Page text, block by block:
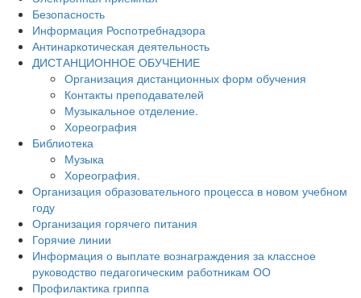
Безопасность
Информация Роспотребнадзора
Антинаркотическая деятельность
ДИСТАНЦИОННОЕ ОБУЧЕНИЕ
Организация дистанционных форм обучения
Контакты преподавателей
Музыкальное отделение.
Хореография
Библиотека
Музыка
Хореография.
Организация образовательного процесса в новом учебном
году
Организация горячего питания
Горячие линии
Информация о выплате вознаграждения за классное
руководство педагогическим работникам ОО
Профилактика гриппа